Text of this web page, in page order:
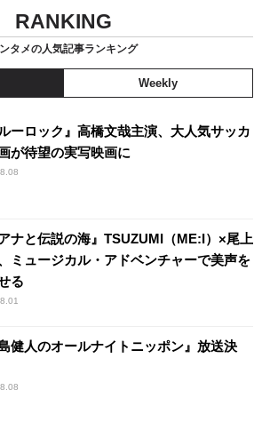
RANKING
タメの人気記事ランキング
Weekly
ルーロック』高橋文哉主演、大人気サッカ
が待望の実写映画に
アナと伝説の海』TSUZUMI（ME:I）×尾上
ミュージカル・アドベンチャーで美声を
る
島健人のオールナイトニッポン』放送決